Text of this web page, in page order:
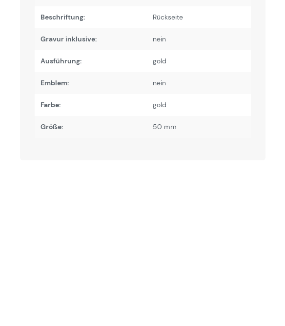
Beschriftung: Rückseite
Gravur inklusive: nein
Ausführung: gold
Emblem: nein
Farbe: gold
Größe: 50 mm